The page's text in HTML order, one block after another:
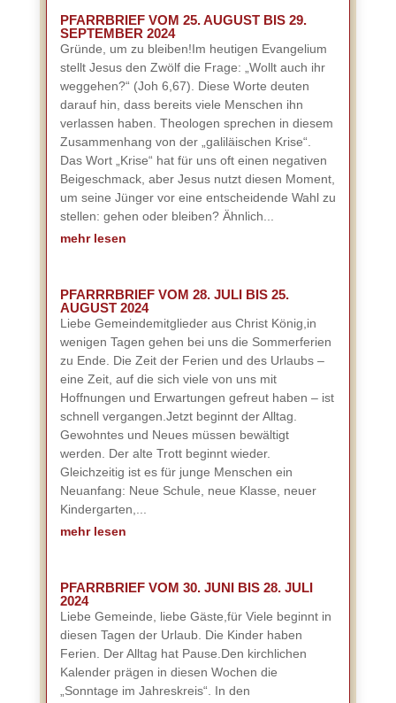
PFARRBRIEF VOM 25. AUGUST BIS 29.
SEPTEMBER 2024
Gründe, um zu bleiben!Im heutigen Evangelium
stellt Jesus den Zwölf die Frage: „Wollt auch ihr
weggehen?“ (Joh 6,67). Diese Worte deuten
darauf hin, dass bereits viele Menschen ihn
verlassen haben. Theologen sprechen in diesem
Zusammenhang von der „galiläischen Krise“.
Das Wort „Krise“ hat für uns oft einen negativen
Beigeschmack, aber Jesus nutzt diesen Moment,
um seine Jünger vor eine entscheidende Wahl zu
stellen: gehen oder bleiben? Ähnlich...
mehr lesen
PFARRRBRIEF VOM 28. JULI BIS 25.
AUGUST 2024
Liebe Gemeindemitglieder aus Christ König,in
wenigen Tagen gehen bei uns die Sommerferien
zu Ende. Die Zeit der Ferien und des Urlaubs –
eine Zeit, auf die sich viele von uns mit
Hoffnungen und Erwartungen gefreut haben – ist
schnell vergangen.Jetzt beginnt der Alltag.
Gewohntes und Neues müssen bewältigt
werden. Der alte Trott beginnt wieder.
Gleichzeitig ist es für junge Menschen ein
Neuanfang: Neue Schule, neue Klasse, neuer
Kindergarten,...
mehr lesen
PFARRBRIEF VOM 30. JUNI BIS 28. JULI
2024
Liebe Gemeinde, liebe Gäste,für Viele beginnt in
diesen Tagen der Urlaub. Die Kinder haben
Ferien. Der Alltag hat Pause.Den kirchlichen
Kalender prägen in diesen Wochen die
„Sonntage im Jahreskreis“. In den